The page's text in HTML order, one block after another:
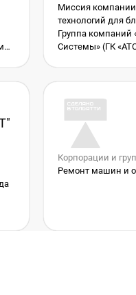
Миссия
технологий для
Группа компаний
Системы» (ГК
оборудования
Корпорации и
Ремонт машин и